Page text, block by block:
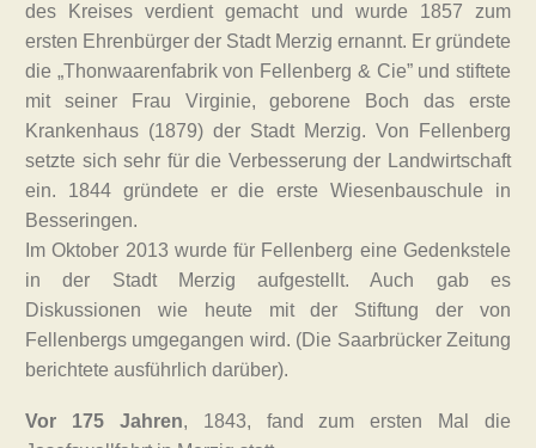
des Kreises verdient gemacht und wurde 1857 zum
ersten Ehrenbürger der Stadt Merzig ernannt. Er gründete
die „Thonwaarenfabrik von Fellenberg & Cie” und stiftete
mit seiner Frau Virginie, geborene Boch das erste
Krankenhaus (1879) der Stadt Merzig. Von Fellenberg
setzte sich sehr für die Verbesserung der Landwirtschaft
ein. 1844 gründete er die erste Wiesenbauschule in
Besseringen.
Im Oktober 2013 wurde für Fellenberg eine Gedenkstele
in der Stadt Merzig aufgestellt. Auch gab es
Diskussionen wie heute mit der Stiftung der von
Fellenbergs umgegangen wird. (Die Saarbrücker Zeitung
berichtete ausführlich darüber).
Vor 175 Jahren, 1843, fand zum ersten Mal die